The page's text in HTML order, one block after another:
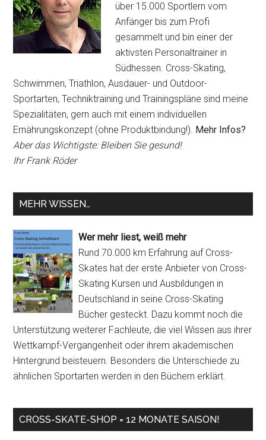
über 15.000 Sportlern vom
Anfänger bis zum Profi
gesammelt und bin einer der
aktivsten Personaltrainer in
Südhessen. Cross-Skating,
Schwimmen, Triathlon, Ausdauer- und Outdoor-
Sportarten, Techniktraining und Trainingspläne sind meine
Spezialitäten, gern auch mit einem individuellen
Ernährungskonzept (ohne Produktbindung!). Mehr Infos?
Aber das Wichtigste: Bleiben Sie gesund!
Ihr Frank Röder
MEHR WISSEN…
Wer mehr liest, weiß mehr
Rund 70.000 km Erfahrung auf Cross-
Skates hat der erste Anbieter von Cross-
Skating Kursen und Ausbildungen in
Deutschland in seine Cross-Skating
Bücher gesteckt. Dazu kommt noch die
Unterstützung weiterer Fachleute, die viel Wissen aus ihrer
Wettkampf-Vergangenheit oder ihrem akademischen
Hintergrund beisteuern. Besonders die Unterschiede zu
ähnlichen Sportarten werden in den Büchern erklärt.
CROSS-SKATE-SHOP = 12 MONATE SAISON!